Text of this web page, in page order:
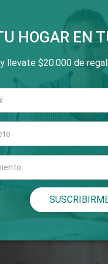
3 Y 6 CUOTAS SIN
Cuarto Living
HOGAR EN
llevate $20.000 de